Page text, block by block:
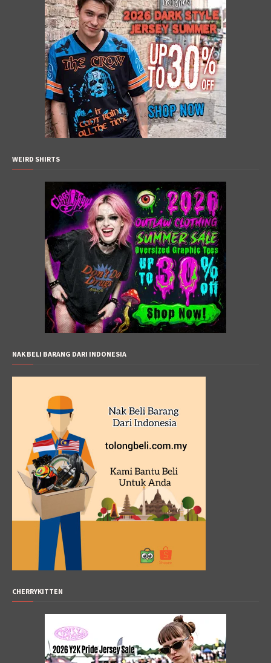
WEIRD SHIRTS
NAK BELI BARANG DARI INDONESIA
CHERRYKITTEN